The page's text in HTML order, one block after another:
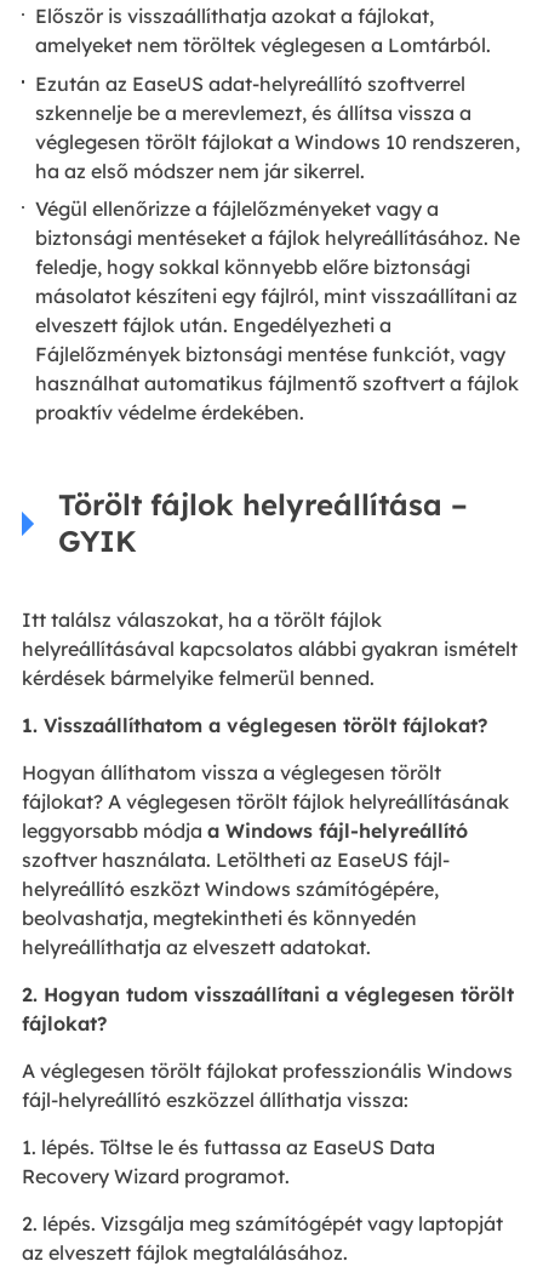
Először is visszaállíthatja azokat a fájlokat,
amelyeket nem töröltek véglegesen a Lomtárból.
Ezután az EaseUS adat-helyreállító szoftverrel
szkennelje be a merevlemezt, és állítsa vissza a
véglegesen törölt fájlokat a Windows 10 rendszeren,
ha az első módszer nem jár sikerrel.
Végül ellenőrizze a fájlelőzményeket vagy a
biztonsági mentéseket a fájlok helyreállításához. Ne
feledje, hogy sokkal könnyebb előre biztonsági
másolatot készíteni egy fájlról, mint visszaállítani az
elveszett fájlok után. Engedélyezheti a
Fájlelőzmények biztonsági mentése funkciót, vagy
használhat automatikus fájlmentő szoftvert a fájlok
proaktív védelme érdekében.
Törölt fájlok helyreállítása –
GYIK
Itt találsz válaszokat, ha a törölt fájlok
helyreállításával kapcsolatos alábbi gyakran ismételt
kérdések bármelyike felmerül benned.
1. Visszaállíthatom a véglegesen törölt fájlokat?
Hogyan állíthatom vissza a véglegesen törölt
fájlokat? A véglegesen törölt fájlok helyreállításának
leggyorsabb módja a Windows fájl-helyreállító
szoftver használata. Letöltheti az EaseUS fájl-
helyreállító eszközt Windows számítógépére,
beolvashatja, megtekintheti és könnyedén
helyreállíthatja az elveszett adatokat.
2. Hogyan tudom visszaállítani a véglegesen törölt
fájlokat?
A véglegesen törölt fájlokat professzionális Windows
fájl-helyreállító eszközzel állíthatja vissza:
1. lépés. Töltse le és futtassa az EaseUS Data
Recovery Wizard programot.
2. lépés. Vizsgálja meg számítógépét vagy laptopját
az elveszett fájlok megtalálásához.